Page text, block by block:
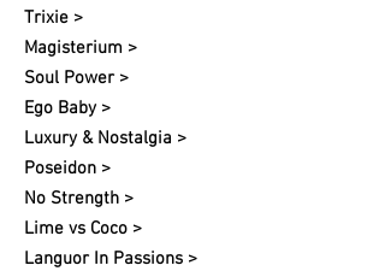
Trixie >
Magisterium >
Soul Power >
Ego Baby >
Luxury & Nostalgia >
Poseidon >
No Strength >
Lime vs Coco >
Languor In Passions >